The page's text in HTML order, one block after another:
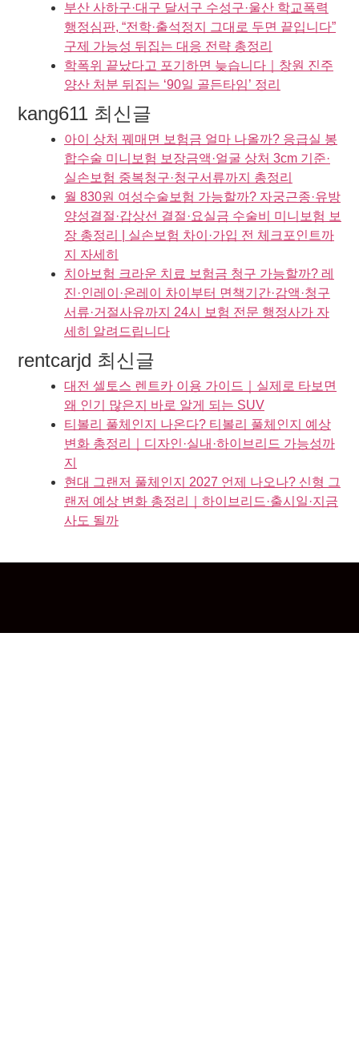
부산 사하구·대구 달서구 수성구·울산 학교폭력
행정심판, “전학·출석정지 그대로 두면 끝입니다”
구제 가능성 뒤집는 대응 전략 총정리
학폭위 끝났다고 포기하면 늦습니다｜창원 진주
양산 처분 뒤집는 ‘90일 골든타임’ 정리
kang611 최신글
아이 상처 꿰매면 보험금 얼마 나올까? 응급실 봉
합수술 미니보험 보장금액·얼굴 상처 3cm 기준·
실손보험 중복청구·청구서류까지 총정리
월 830원 여성수술보험 가능할까? 자궁근종·유방
양성결절·갑상선 결절·요실금 수술비 미니보험 보
장 총정리 | 실손보험 차이·가입 전 체크포인트까
지 자세히
치아보험 크라운 치료 보험금 청구 가능할까? 레
진·인레이·온레이 차이부터 면책기간·감액·청구
서류·거절사유까지 24시 보험 전문 행정사가 자
세히 알려드립니다
rentcarjd 최신글
대전 셀토스 렌트카 이용 가이드｜실제로 타보면
왜 인기 많은지 바로 알게 되는 SUV
티볼리 풀체인지 나온다? 티볼리 풀체인지 예상
변화 총정리｜디자인·실내·하이브리드 가능성까
지
현대 그랜저 풀체인지 2027 언제 나오나? 신형 그
랜저 예상 변화 총정리｜하이브리드·출시일·지금
사도 될까